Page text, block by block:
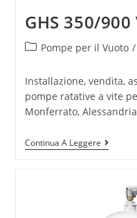
GHS 350/900
Pompe per il Vuoto /
Installazione, vendita,
pompe ratative a vite
Monferrato,
Continua A Leggere